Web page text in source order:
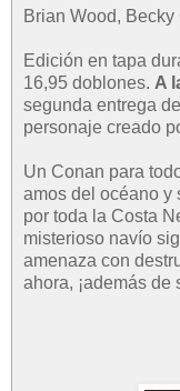
Brian Wood,
Edición en tapa
16,95 doblones. A
segunda entrega
personaje creado
Un Conan para
amos del océano y
por toda la Costa
misterioso navío
amenaza con
ahora, ¡además de